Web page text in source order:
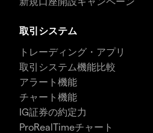
取引システム
トレーディング・アプリ
取引システム機能比較
アラート機能
チャート機能
IG証券の約定力
ProRealTimeチャート